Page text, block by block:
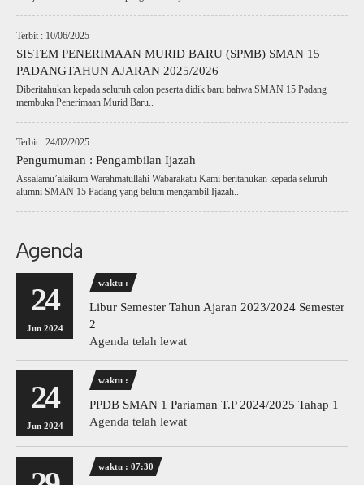
Terbit : 10/06/2025
SISTEM PENERIMAAN MURID BARU (SPMB) SMAN 15
PADANGTAHUN AJARAN 2025/2026
Diberitahukan kepada seluruh calon peserta didik baru bahwa SMAN 15 Padang
membuka Penerimaan Murid Baru..
Terbit : 24/02/2025
Pengumuman : Pengambilan Ijazah
Assalamu’alaikum Warahmatullahi Wabarakatu Kami beritahukan kepada seluruh
alumni SMAN 15 Padang yang belum mengambil Ijazah..
Agenda
24
Jun 2024
waktu :
Libur Semester Tahun Ajaran 2023/2024 Semester
2
Agenda telah lewat
24
Jun 2024
waktu :
PPDB SMAN 1 Pariaman T.P 2024/2025 Tahap 1
Agenda telah lewat
waktu : 07:30